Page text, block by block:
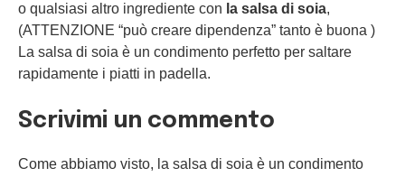
o qualsiasi altro ingrediente con la salsa di soia,
(ATTENZIONE “può creare dipendenza” tanto è buona )
La salsa di soia è un condimento perfetto per saltare
rapidamente i piatti in padella.
Scrivimi un commento
Come abbiamo visto, la salsa di soia è un condimento